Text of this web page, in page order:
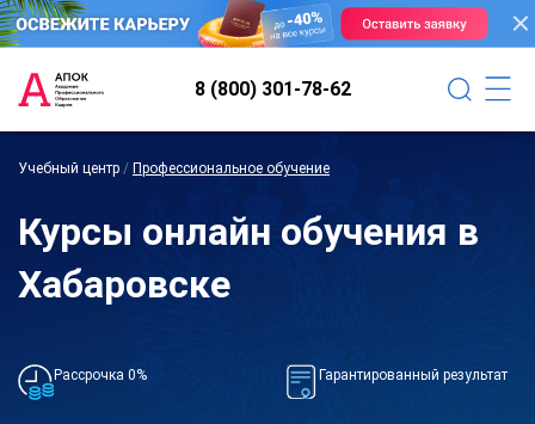
8 (800) 301-78-62
Учебный центр / Профессиональное обучение
Курсы онлайн обучения в
Хабаровске
Рассрочка 0% Гарантированный результат